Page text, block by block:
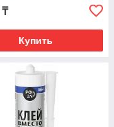
₸
Купить